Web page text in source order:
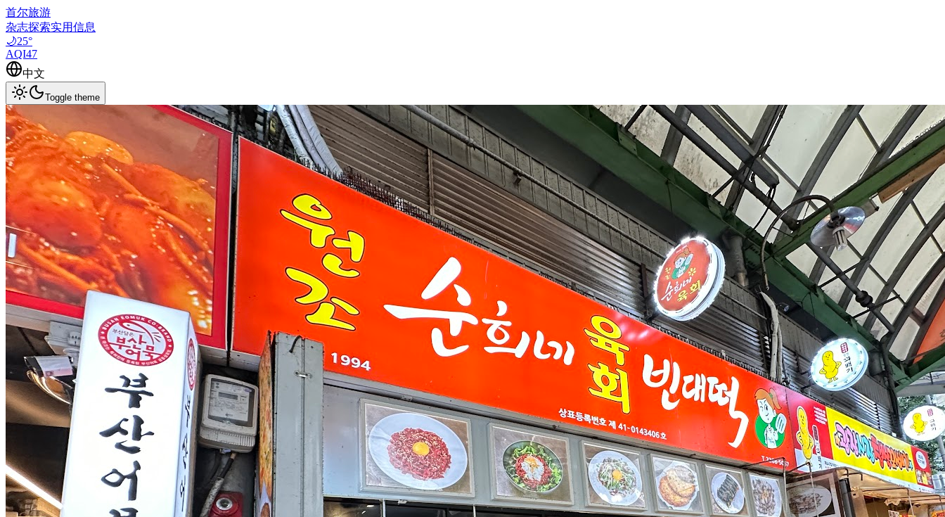
首尔旅游
杂志探索实用信息
🌙25°
AQI47
中文
Toggle theme